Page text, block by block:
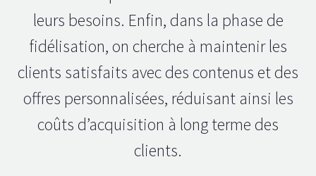
leurs besoins. Enfin, dans la phase de
fidélisation, on cherche à maintenir les
clients satisfaits avec des contenus et des
offres personnalisées, réduisant ainsi les
coûts d’acquisition à long terme des
clients.